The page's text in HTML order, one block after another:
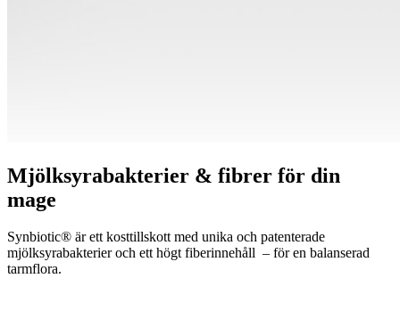
Mjölksyrabakterier & fibrer för din
mage
Synbiotic® är ett kosttillskott med unika och patenterade
mjölksyrabakterier och ett högt fiberinnehåll – för en balanserad
tarmflora.